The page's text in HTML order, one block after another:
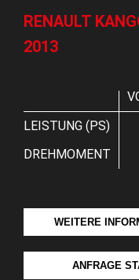
RENAULT
2013
LEISTUNG (PS)
DREHMOMENT
WEITERE
ANFRAGE